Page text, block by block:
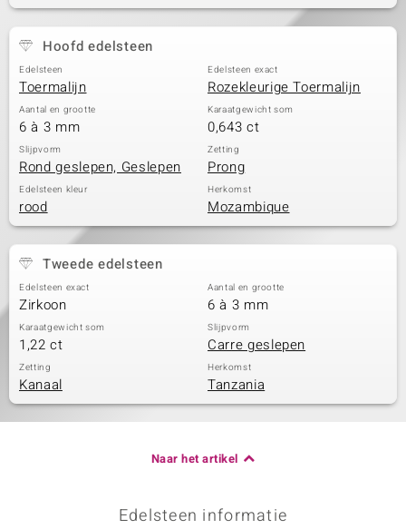
Hoofd edelsteen
Edelsteen
Toermalijn
Edelsteen exact
Rozekleurige Toermalijn
Aantal en grootte
6 à 3 mm
Karaatgewicht som
0,643 ct
Slijpvorm
Rond geslepen, Geslepen
Zetting
Prong
Edelsteen kleur
rood
Herkomst
Mozambique
Tweede edelsteen
Edelsteen exact
Zirkoon
Aantal en grootte
6 à 3 mm
Karaatgewicht som
1,22 ct
Slijpvorm
Carre geslepen
Zetting
Kanaal
Herkomst
Tanzania
Naar het artikel
Edelsteen informatie